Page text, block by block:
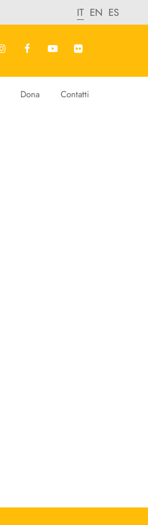
IT EN ES
Dona Contatti